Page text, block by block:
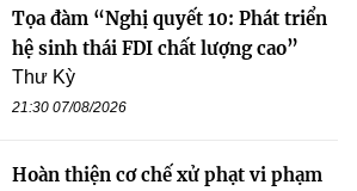
Tọa đàm “Nghị quyết 10: Phát triển
hệ sinh thái FDI chất lượng cao”
Thư Kỳ
21:30 07/08/2026
Hoàn thiện cơ chế xử phạt vi phạm